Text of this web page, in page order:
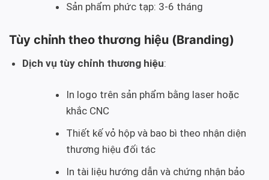
Sản phẩm phức tạp: 3-6 tháng
Tùy chỉnh theo thương hiệu (Branding)
Dịch vụ tùy chỉnh thương hiệu:
In logo trên sản phẩm bằng laser hoặc
khắc CNC
Thiết kế vỏ hộp và bao bì theo nhận diện
thương hiệu đối tác
In tài liệu hướng dẫn và chứng nhận bảo